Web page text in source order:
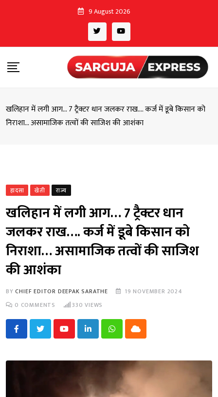
9 August 2026
खलिहान में लगी आग… 7 ट्रैक्टर धान जलकर राख…. कर्ज में डूबे किसान को
निराशा… असामाजिक तत्वों की साजिश की आशंका
हादसा खेती राज्य
खलिहान में लगी आग… 7 ट्रैक्टर धान
जलकर राख…. कर्ज में डूबे किसान को
निराशा… असामाजिक तत्वों की साजिश
की आशंका
BYCHIEF EDITOR DEEPAK SARATHE
19 NOVEMBER 2024
0 COMMENTS 330 VIEWS
YoutubeLinkedInWhatsappCloud